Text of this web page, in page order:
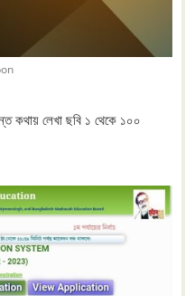
কথায় লেখা ছবি ১ থেকে ১০০